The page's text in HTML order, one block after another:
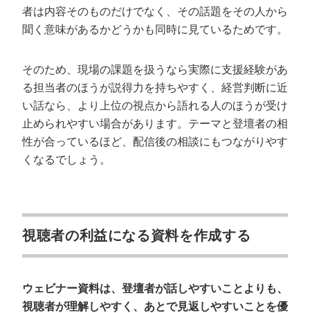
者は内容そのものだけでなく、その話題をその人から
聞く意味があるかどうかも同時に見ているためです。
そのため、現場の課題を扱うなら実際に支援経験があ
る担当者のほうが説得力を持ちやすく、経営判断に近
い話なら、より上位の視点から語れる人のほうが受け
止められやすい場合があります。テーマと登壇者の相
性が合っているほど、配信後の相談にもつながりやす
くなるでしょう。
視聴者の利益になる資料を作成する
ウェビナー資料は、登壇者が話しやすいことよりも、
視聴者が理解しやすく、あとで見返しやすいことを優